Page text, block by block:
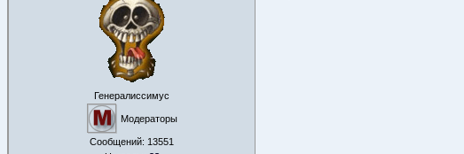
Генералиссимус
Модераторы
Сообщений: 13551